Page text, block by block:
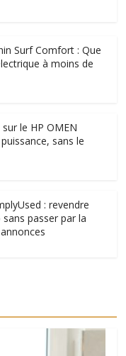
Surf Comfort : Que
à moins de
le HP OMEN
sans le
: revendre
passer par la